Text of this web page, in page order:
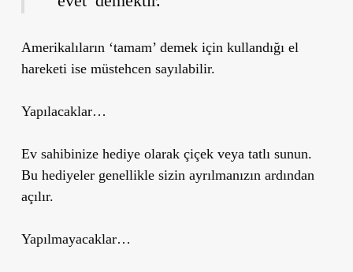
Amerikalıların ‘tamam’ demek için kullandığı el
hareketi ise müstehcen sayılabilir.
Yapılacaklar…
Ev sahibinize hediye olarak çiçek veya tatlı sunun.
Bu hediyeler genellikle sizin ayrılmanızın ardından
açılır.
Yapılmayacaklar…